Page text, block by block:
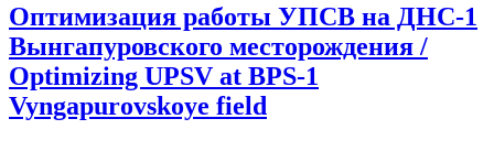
Оптимизация работы УПСВ на ДНС-1
Вынгапуровского месторождения /
Optimizing UPSV at BPS-1
Vyngapurovskoye field